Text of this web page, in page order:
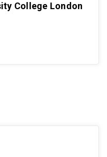
College London